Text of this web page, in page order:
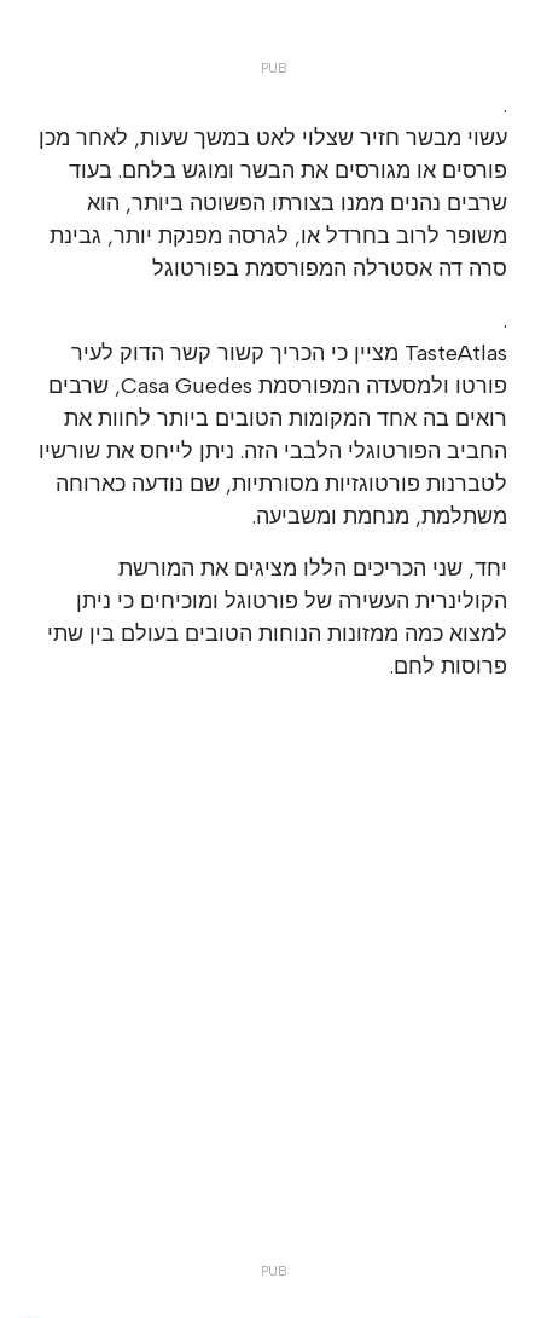
.
עשוי מבשר חזיר שצלוי לאט במשך שעות, לאחר מכן
פורסים או מגורסים את הבשר ומוגש בלחם. בעוד
שרבים נהנים ממנו בצורתו הפשוטה ביותר, הוא
משופר לרוב בחרדל או, לגרסה מפנקת יותר, גבינת
סרה דה אסטרלה המפורסמת בפורטוגל
.
TasteAtlas מציין כי הכריך קשור קשר הדוק לעיר
פורטו ולמסעדה המפורסמת Casa Guedes, שרבים
רואים בה אחד המקומות הטובים ביותר לחוות את
החביב הפורטוגלי הלבבי הזה. ניתן לייחס את שורשיו
לטברנות פורטוגזיות מסורתיות, שם נודעה כארוחה
משתלמת, מנחמת ומשביעה.
יחד, שני הכריכים הללו מציגים את המורשת
הקולינרית העשירה של פורטוגל ומוכיחים כי ניתן
למצוא כמה ממזונות הנוחות הטובים בעולם בין שתי
פרוסות לחם.